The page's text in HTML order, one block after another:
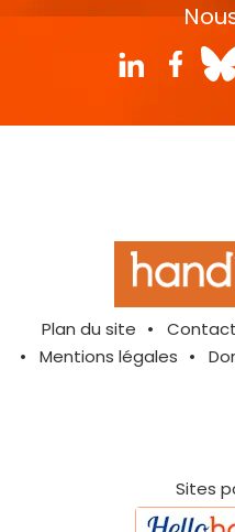
Plan du site Contact
Mentions légales
Sites